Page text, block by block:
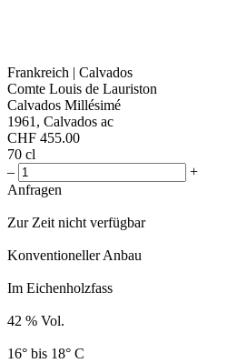
Frankreich | Calvados
Comte Louis de Lauriston
Calvados Millésimé
1961, Calvados ac
CHF 455.00
70 cl
–
+
Anfragen
Zur Zeit nicht verfügbar
Konventioneller Anbau
Im Eichenholzfass
42 % Vol.
16° bis 18° C